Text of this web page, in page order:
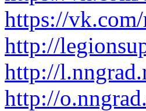
https://
http://
http://
http://